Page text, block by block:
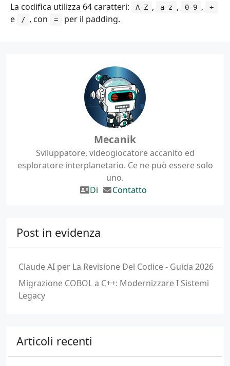
La codifica utilizza 64 caratteri:
A-Z , a-z , 0-9 , +
e / , con = per il padding.
Mecanik
Sviluppatore, videogiocatore accanito ed
esploratore interplanetario. Ce ne può essere solo
uno.
Di
Contatto
Post in evidenza
Claude AI per La Revisione Del Codice - Guida 2026
Migrazione COBOL a C++: Modernizzare I Sistemi
Legacy
Articoli recenti